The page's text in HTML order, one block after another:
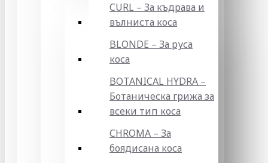
CURL – За къдрава и
вълниста коса
BLONDE – За руса
коса
BOTANICAL HYDRA –
Ботаническа грижа за
всеки тип коса
CHROMA – За
боядисана коса